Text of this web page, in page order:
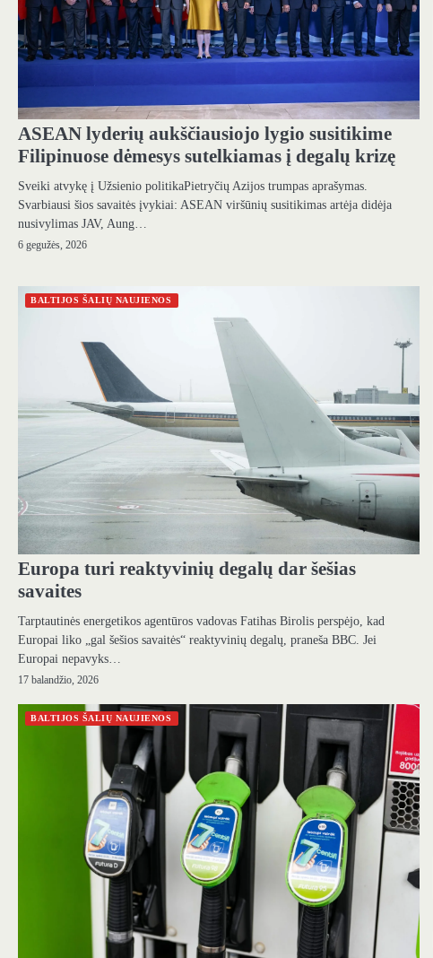
ASEAN lyderių aukščiausiojo lygio susitikime
Filipinuose dėmesys sutelkiamas į degalų krizę
Sveiki atvykę į Užsienio politikaPietryčių Azijos trumpas aprašymas.
Svarbiausi šios savaitės įvykiai: ASEAN viršūnių susitikimas artėja didėja
nusivylimas JAV, Aung…
6 gegužės, 2026
BALTIJOS ŠALIŲ NAUJIENOS
Europa turi reaktyvinių degalų dar šešias
savaites
Tarptautinės energetikos agentūros vadovas Fatihas Birolis perspėjo, kad
Europai liko „gal šešios savaitės“ reaktyvinių degalų, praneša BBC. Jei
Europai nepavyks…
17 balandžio, 2026
BALTIJOS ŠALIŲ NAUJIENOS